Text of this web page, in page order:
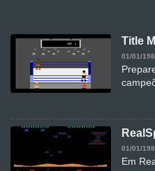
Title
01/01/
01/01/
Em